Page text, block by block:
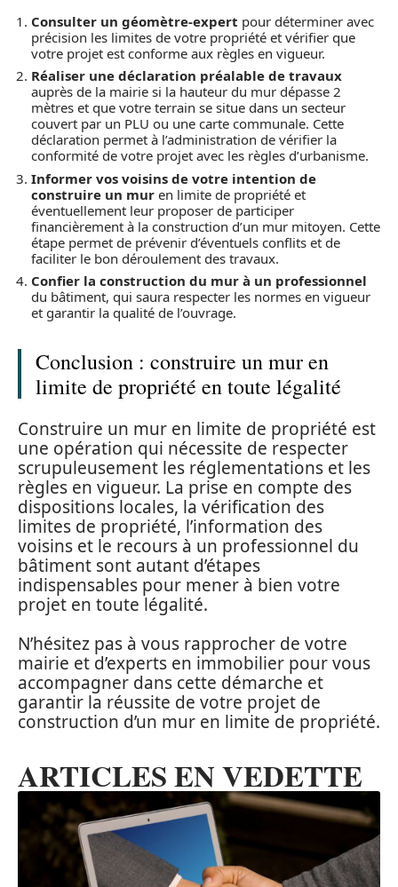
Consulter un géomètre-expert pour déterminer avec
précision les limites de votre propriété et vérifier que
votre projet est conforme aux règles en vigueur.
Réaliser une déclaration préalable de travaux
auprès de la mairie si la hauteur du mur dépasse 2
mètres et que votre terrain se situe dans un secteur
couvert par un PLU ou une carte communale. Cette
déclaration permet à l’administration de vérifier la
conformité de votre projet avec les règles d’urbanisme.
Informer vos voisins de votre intention de
construire un mur en limite de propriété et
éventuellement leur proposer de participer
financièrement à la construction d’un mur mitoyen. Cette
étape permet de prévenir d’éventuels conflits et de
faciliter le bon déroulement des travaux.
Confier la construction du mur à un professionnel
du bâtiment, qui saura respecter les normes en vigueur
et garantir la qualité de l’ouvrage.
Conclusion : construire un mur en
limite de propriété en toute légalité
Construire un mur en limite de propriété est
une opération qui nécessite de respecter
scrupuleusement les réglementations et les
règles en vigueur. La prise en compte des
dispositions locales, la vérification des
limites de propriété, l’information des
voisins et le recours à un professionnel du
bâtiment sont autant d’étapes
indispensables pour mener à bien votre
projet en toute légalité.
N’hésitez pas à vous rapprocher de votre
mairie et d’experts en immobilier pour vous
accompagner dans cette démarche et
garantir la réussite de votre projet de
construction d’un mur en limite de propriété.
ARTICLES EN VEDETTE